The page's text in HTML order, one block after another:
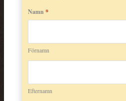
Namn *
Förnamn
Efternamn